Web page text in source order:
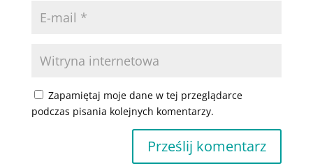
Zapamiętaj moje dane w tej przeglądarce
podczas pisania kolejnych komentarzy.